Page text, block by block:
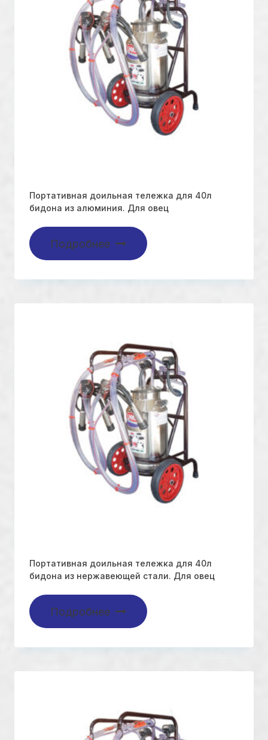
Портативная доильная тележка для 40л
бидона из алюминия. Для овец
Подробнее
Портативная доильная тележка для 40л
бидона из нержавеющей стали. Для овец
Подробнее